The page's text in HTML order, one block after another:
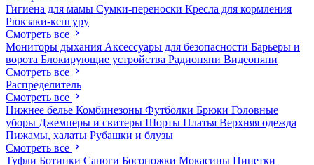
Гигиена для мамы Сумки-переноски Кресла для кормления
Рюкзаки-кенгуру
Смотреть все
Мониторы дыхания Аксессуары для безопасности Барьеры и
ворота Блокирующие устройства Радионяни Видеоняни
Смотреть все
Распределитель
Смотреть все
Нижнее белье Комбинезоны Футболки Брюки Головные
уборы Джемперы и свитеры Шорты Платья Верхняя одежда
Пижамы, халаты Рубашки и блузы
Смотреть все
Туфли Ботинки Сапоги Босоножки Мокасины Пинетки